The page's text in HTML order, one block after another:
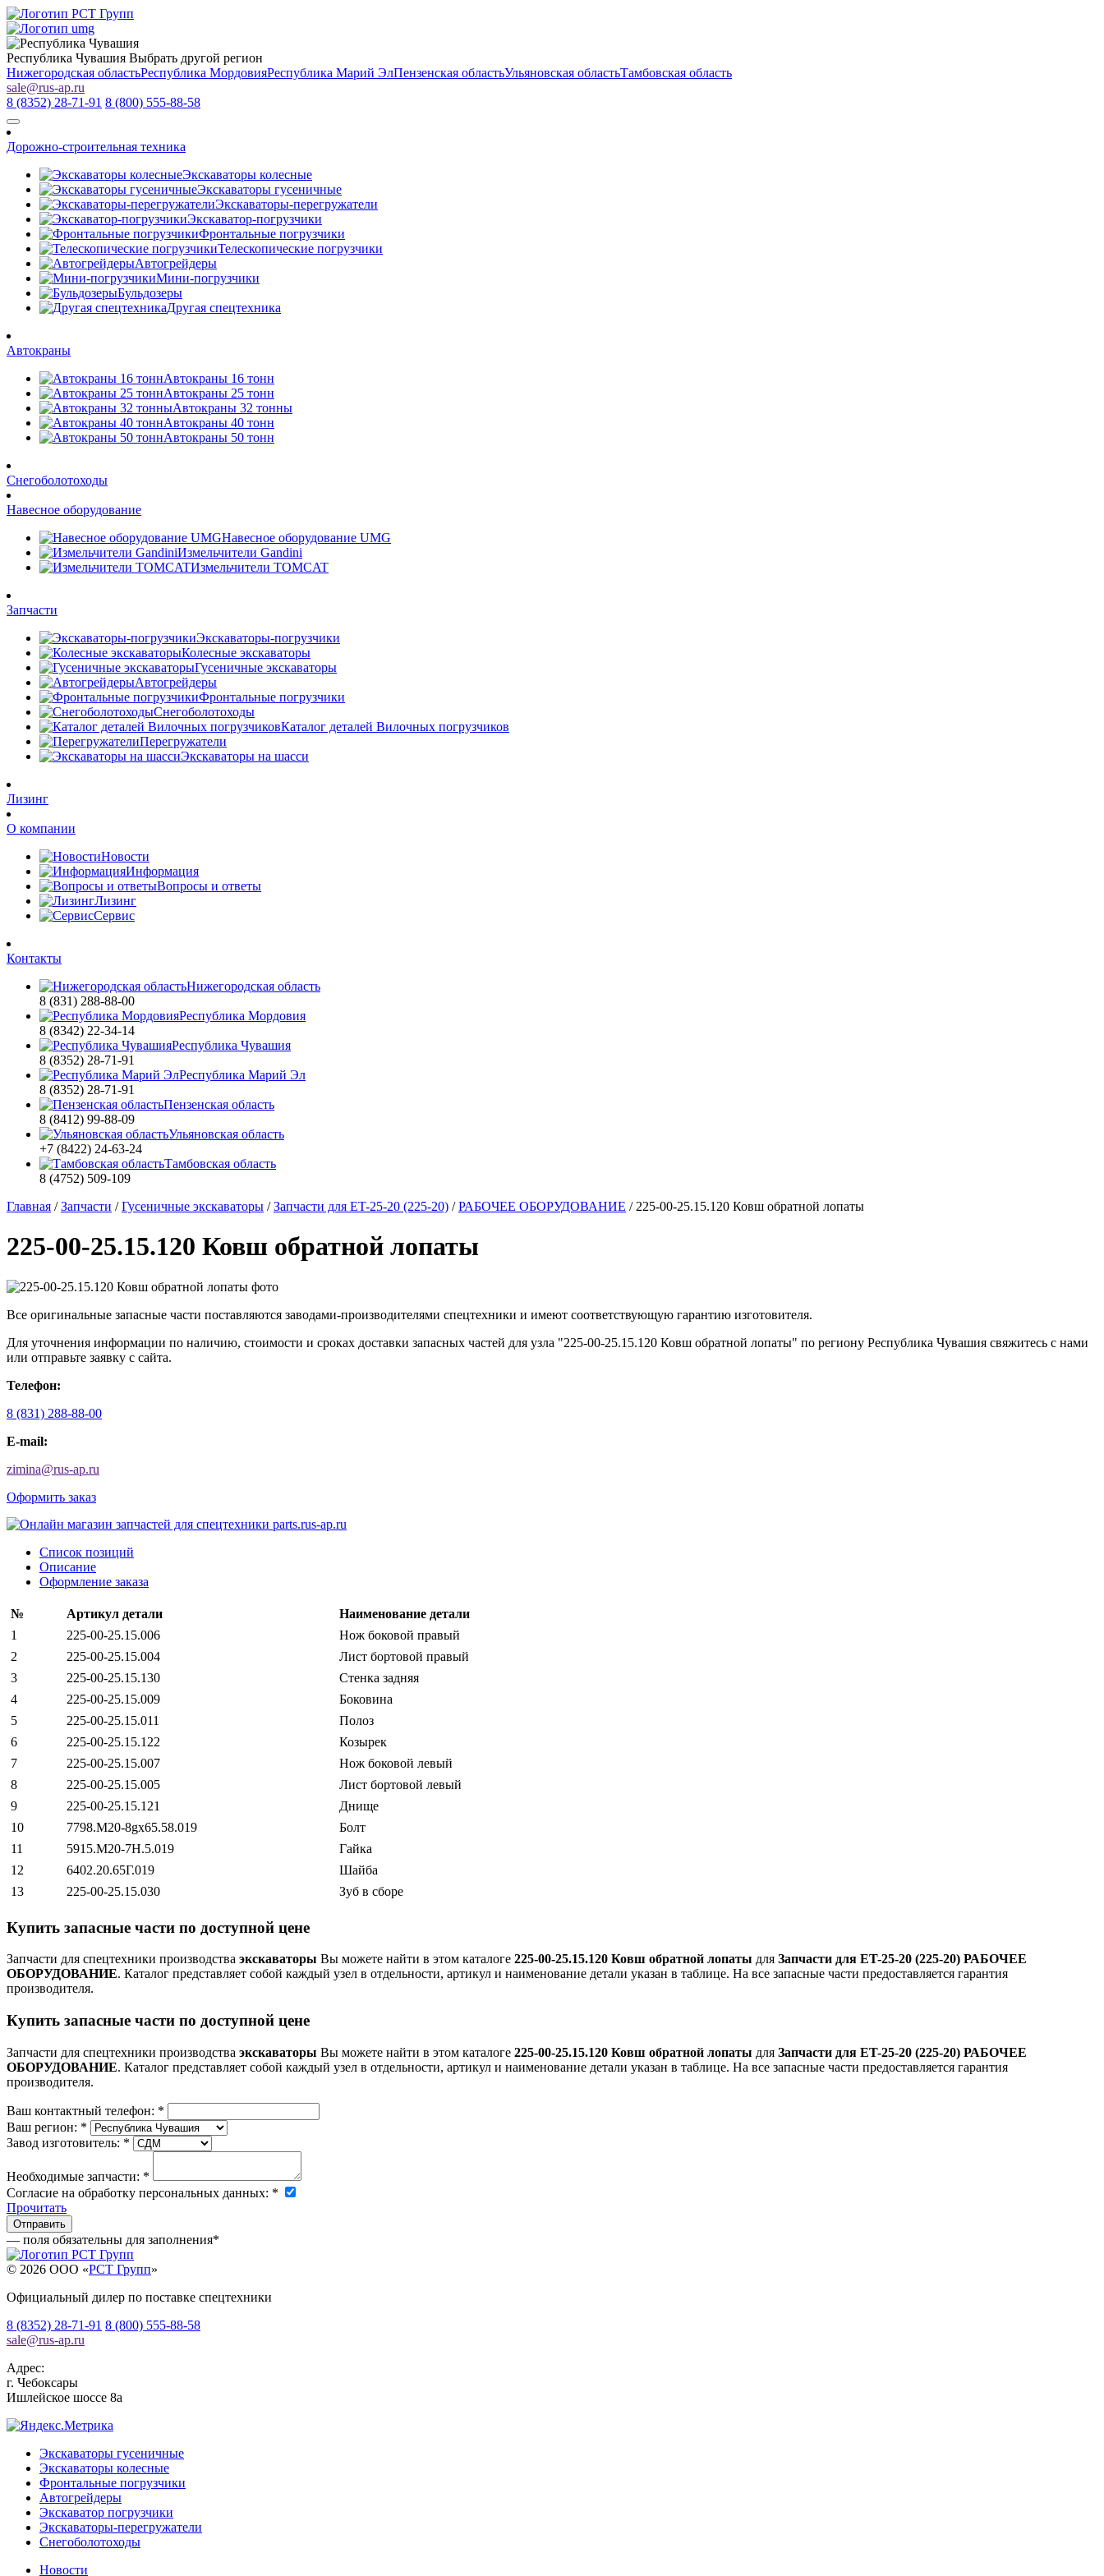
Республика Чувашия Выбрать другой регион
Нижегородская областьРеспублика МордовияРеспублика Марий ЭлПензенская областьУльяновская областьТамбовская область
sale@rus-ap.ru
8 (8352) 28-71-91 8 (800) 555-88-58
Дорожно-строительная техника
Экскаваторы колесные
Экскаваторы гусеничные
Экскаваторы-перегружатели
Экскаватор-погрузчики
Фронтальные погрузчики
Телескопические погрузчики
Автогрейдеры
Мини-погрузчики
Бульдозеры
Другая спецтехника
Автокраны
Автокраны 16 тонн
Автокраны 25 тонн
Автокраны 32 тонны
Автокраны 40 тонн
Автокраны 50 тонн
Снегоболотоходы
Навесное оборудование
Навесное оборудование UMG
Измельчители Gandini
Измельчители TOMCAT
Запчасти
Экскаваторы-погрузчики
Колесные экскаваторы
Гусеничные экскаваторы
Автогрейдеры
Фронтальные погрузчики
Снегоболотоходы
Каталог деталей Вилочных погрузчиков
Перегружатели
Экскаваторы на шасси
Лизинг
О компании
Новости
Информация
Вопросы и ответы
Лизинг
Сервис
Контакты
Нижегородская область
8 (831) 288-88-00
Республика Мордовия
8 (8342) 22-34-14
Республика Чувашия
8 (8352) 28-71-91
Республика Марий Эл
8 (8352) 28-71-91
Пензенская область
8 (8412) 99-88-09
Ульяновская область
+7 (8422) 24-63-24
Тамбовская область
8 (4752) 509-109
Главная /Запчасти /Гусеничные экскаваторы /Запчасти для ET-25-20 (225-20) /РАБОЧЕЕ ОБОРУДОВАНИЕ / 225-00-25.15.120 Ковш обратной лопаты
225-00-25.15.120 Ковш обратной лопаты
Все оригинальные запасные части поставляются заводами-производителями спецтехники и имеют соответствующую гарантию изготовителя.
Для уточнения информации по наличию, стоимости и сроках доставки запасных частей для узла "225-00-25.15.120 Ковш обратной лопаты" по региону Республика Чувашия свяжитесь с нами
или отправьте заявку с сайта.
Телефон:
8 (831) 288-88-00
E-mail:
zimina@rus-ap.ru
Оформить заказ
Список позиций
Описание
Оформление заказа
№ Артикул детали
Наименование детали
1
225-00-25.15.006
Нож боковой правый
2
225-00-25.15.004
Лист бортовой правый
3
225-00-25.15.130
Стенка задняя
4
225-00-25.15.009
Боковина
5
225-00-25.15.011
Полоз
6
225-00-25.15.122
Козырек
7
225-00-25.15.007
Нож боковой левый
8
225-00-25.15.005
Лист бортовой левый
9
225-00-25.15.121
Днище
10
7798.М20-8gх65.58.019
Болт
11
5915.М20-7Н.5.019
Гайка
12
6402.20.65Г.019
Шайба
13
225-00-25.15.030 Зуб в сборе
Купить запасные части по доступной цене
Запчасти для спецтехники производства экскаваторы Вы можете найти в этом каталоге 225-00-25.15.120 Ковш обратной лопаты для Запчасти для ET-25-20 (225-20) РАБОЧЕЕ
ОБОРУДОВАНИЕ. Каталог представляет собой каждый узел в отдельности, артикул и наименование детали указан в таблице. На все запасные части предоставляется гарантия
производителя.
Купить запасные части по доступной цене
Запчасти для спецтехники производства экскаваторы Вы можете найти в этом каталоге 225-00-25.15.120 Ковш обратной лопаты для Запчасти для ET-25-20 (225-20) РАБОЧЕЕ
ОБОРУДОВАНИЕ. Каталог представляет собой каждый узел в отдельности, артикул и наименование детали указан в таблице. На все запасные части предоставляется гарантия
производителя.
Ваш контактный телефон: *
Ваш регион: *
Завод изготовитель: *
Необходимые запчасти: *
Согласие на обработку персональных данных: *
Прочитать
— поля обязательны для заполнения*
© 2026 OOO «РСТ Групп»
Официальный дилер по поставке спецтехники
8 (8352) 28-71-91 8 (800) 555-88-58
sale@rus-ap.ru
Адрес:
г. Чебоксары
Ишлейское шоссе 8а
Экскаваторы гусеничные
Экскаваторы колесные
Фронтальные погрузчики
Автогрейдеры
Экскаватор погрузчики
Экскаваторы-перегружатели
Снегоболотоходы
Новости